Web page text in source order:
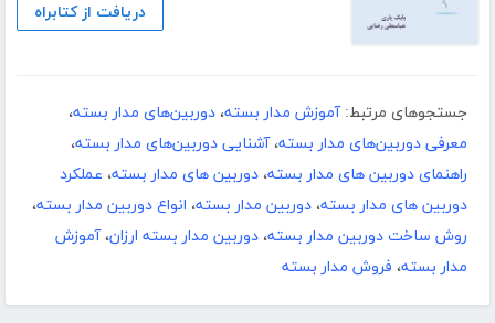
دریافت از کتابراه
جستجوهای مرتبط: آموزش مدار بسته، دوربین‌های مدار بسته،
معرفی دوربین‌های مدار بسته،آشنایی دوربین‌های مدار بسته،
راهنمای دوربین های مدار بسته، دوربین های مدار بسته، عملکرد
دوربین های مدار بسته، دوربین مدار بسته، انواع دوربین مدار بسته،
روش ساخت دوربین مدار بسته، دوربین مدار بسته ارزان،آموزش
مدار بسته، فروش مدار بسته